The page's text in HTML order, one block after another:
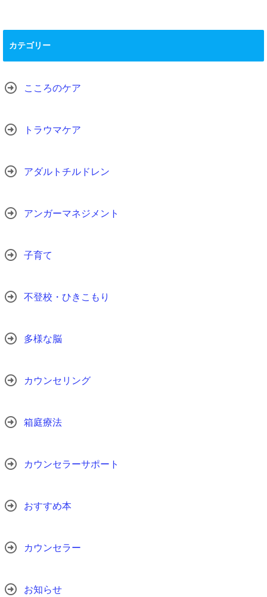
カテゴリー
こころのケア
トラウマケア
アダルトチルドレン
アンガーマネジメント
子育て
不登校・ひきこもり
多様な脳
カウンセリング
箱庭療法
カウンセラーサポート
おすすめ本
カウンセラー
お知らせ